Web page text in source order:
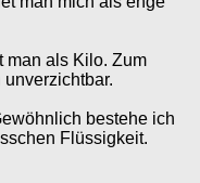
man als Kilo. Zum
bestehe ich
Flüssigkeit.